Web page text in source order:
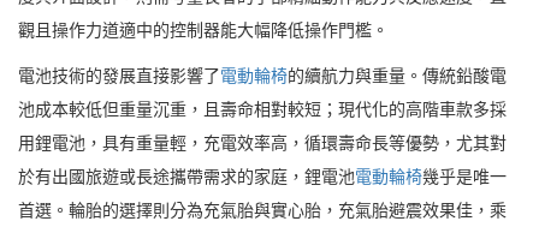
觀且操作力道適中的控制器能大幅降低操作門檻。
電池技術的發展直接影響了電動輪椅的續航力與重量。傳統鉛酸電
池成本較低但重量沉重，且壽命相對較短；現代化的高階車款多採
用鋰電池，具有重量輕，充電效率高，循環壽命長等優勢，尤其對
於有出國旅遊或長途攜帶需求的家庭，鋰電池電動輪椅幾乎是唯一
首選。輪胎的選擇則分為充氣胎與實心胎，充氣胎避震效果佳，乘